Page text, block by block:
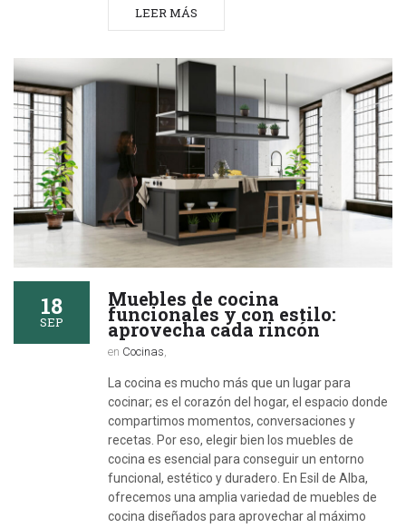
LEER MÁS
18
SEP
Muebles de cocina
funcionales y con estilo:
aprovecha cada rincón
en Cocinas,
La cocina es mucho más que un lugar para
cocinar; es el corazón del hogar, el espacio donde
compartimos momentos, conversaciones y
recetas. Por eso, elegir bien los muebles de
cocina es esencial para conseguir un entorno
funcional, estético y duradero. En Esil de Alba,
ofrecemos una amplia variedad de muebles de
cocina diseñados para aprovechar al máximo